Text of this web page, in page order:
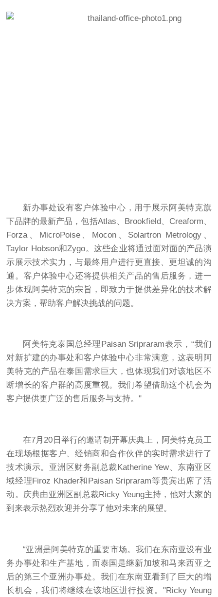
新办事处设有客户体验中心，用于展示阿美特克旗
下品牌的最新产品，包括Atlas、Brookfield、Creaform、
Forza、MicroPoise、Mocon、Solartron Metrology、
Taylor Hobson和Zygo。这些企业将通过面对面的产品演
示展示技术实力，与最终用户进行更直接、更坦诚的沟
通。客户体验中心还将提供相关产品的售后服务，进一
步体现阿美特克的宗旨，即致力于提供差异化的技术解
决方案，帮助客户解决挑战的问题。
阿美特克泰国总经理Paisan Sripraram表示，“我们
对新扩建的办事处和客户体验中心非常满意，这表明阿
美特克的产品在泰国需求巨大，也体现我们对该地区不
断增长的客户群的高度重视。我们希望借助这个机会为
客户提供更广泛的售后服务与支持。"
在7月20日举行的邀请制开幕庆典上，阿美特克员工
在现场根据客户、经销商和合作伙伴的实时需求进行了
技术演示。亚洲区财务副总裁Katherine Yew、东南亚区
域经理Firoz Khader和Paisan Sripraram等贵宾出席了活
动。庆典由亚洲区副总裁Ricky Yeung主持，他对大家的
到来表示热烈欢迎并分享了他对未来的展望。
“亚洲是阿美特克的重要市场。我们在东南亚设有业
务办事处和生产基地，而泰国是继新加坡和马来西亚之
后的第三个亚洲办事处。我们在东南亚看到了巨大的增
长机会，我们将继续在该地区进行投资。"Ricky Yeung